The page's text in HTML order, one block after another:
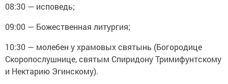
08:30 — исповедь;
09:00 — Божественная литургия;
10:30 — молебен у храмовых святынь (Богородице
Скоропослушнице, святым Спиридону Тримифунтскому
и Нектарию Эгинскому).